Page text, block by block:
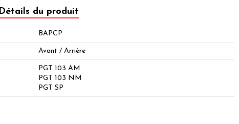
Détails du produit
BAPCP
Avant / Arrière
PGT 103 AM
PGT 103 NM
PGT SP